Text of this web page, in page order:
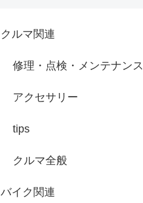
クルマ関連
修理・点検・メンテナンス
アクセサリー
tips
クルマ全般
バイク関連